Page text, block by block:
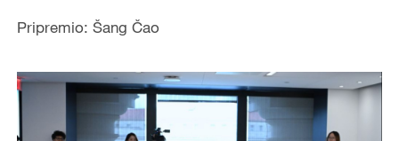
Pripremio: Šang Čao